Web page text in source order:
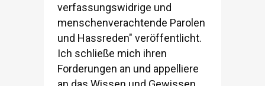
verfassungswidrige und
menschenverachtende Parolen
und Hassreden" veröffentlicht.
Ich schließe mich ihren
Forderungen an und appelliere